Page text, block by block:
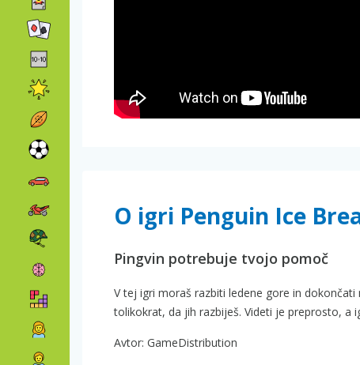
O igri Penguin Ice
Pingvin potrebuje tvojo pomoč
V tej igri moraš razbiti ledene gore in
tolikokrat, da jih razbiješ. Videti je preprosto, a
Avtor: GameDistribution